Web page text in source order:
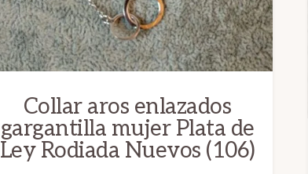
Collar aros enlazados
gargantilla mujer Plata de
Ley Rodiada Nuevos (106)